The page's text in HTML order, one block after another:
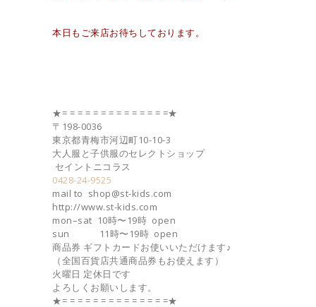
本日もご来店お待ちしております。
★= = = = = = = = = = = = = =★
〒198-0036
東京都青梅市河辺町10-10-3
大人服と子供服のセレクトショップ
セイントニコラス
0428-24-9525
mail to shop@st-kids.com
http://www.st-kids.com
mon–sat 10時〜19時 open
sun 11時〜19時 open
商品券 ギフトカードお使いいただけます♪
（全国百貨店共通商品券もお使えます）
火曜日 定休日です
よろしくお願いします。
★= = = = = = = = = = = = = =★